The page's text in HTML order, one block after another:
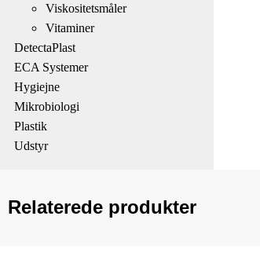
Viskositetsmåler
Vitaminer
DetectaPlast
ECA Systemer
Hygiejne
Mikrobiologi
Plastik
Udstyr
Relaterede produkter